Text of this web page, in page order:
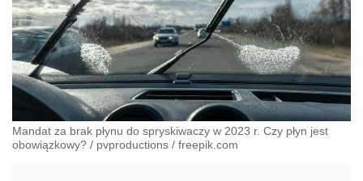
Mandat za brak płynu do spryskiwaczy w 2023 r. Czy płyn jest
obowiązkowy? / pvproductions / freepik.com